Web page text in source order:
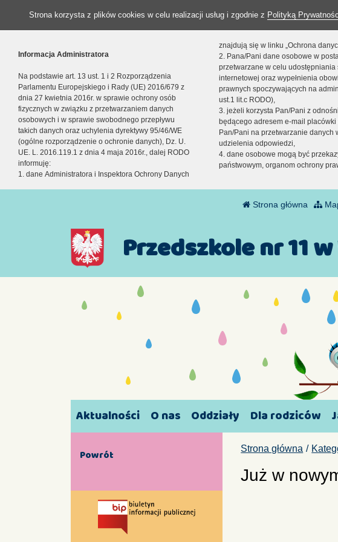
Strona korzysta z plików cookies w celu realizacji usług i zgodnie z Polityką
Informacja Administratora
Na podstawie art. 13 ust. 1 i 2 Rozporządzenia
Parlamentu Europejskiego i Rady (UE) 2016/679 z
dnia 27 kwietnia 2016r. w sprawie ochrony osób
fizycznych w związku z przetwarzaniem danych
osobowych i w sprawie swobodnego przepływu
takich danych oraz uchylenia dyrektywy 95/46/WE
(ogólne rozporządzenie o ochronie danych), Dz. U.
UE. L. 2016.119.1 z dnia 4 maja 2016r., dalej RODO
informuję:
1. dane Administratora i Inspektora Ochrony Danych
znajdują się w linku „Ochrona
2. Pana/Pani dane osobowe w
przetwarzane w celu udostępniania
internetowej oraz wypełnienia
prawnych spoczywających na
ust.1 lit.c RODO),
3. jeżeli korzysta Pan/Pani z
będącego adresem e-mail placówki
Pan/Pani na przetwarzanie danych
udzielenia odpowiedzi,
4. dane osobowe mogą być
państwowym, organom ochrony
Strona główna
Przedszkole nr 11
Aktualności O nas Oddziały Dla rodziców
Strona główna
Już w
Powrót